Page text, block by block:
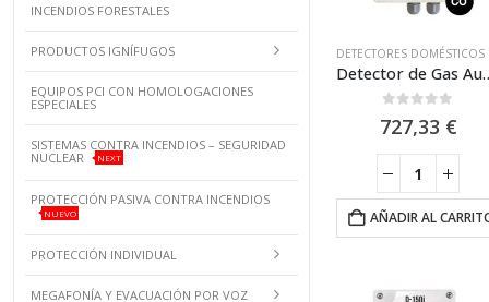
Detector de Gas
727,33 €
AÑADIR AL
INCENDIOS FORESTALES
PRODUCTOS IGNÍFUGOS
EQUIPOS PCI CON HOMOLOGACIONES
ESPECIALES
SISTEMAS CONTRA INCENDIOS – SEGURIDAD
NUCLEAR
NEXT
PROTECCIÓN PASIVA CONTRA INCENDIOS
NUEVO
PROTECCIÓN INDIVIDUAL
MEGAFONÍA Y EVACUACIÓN POR VOZ